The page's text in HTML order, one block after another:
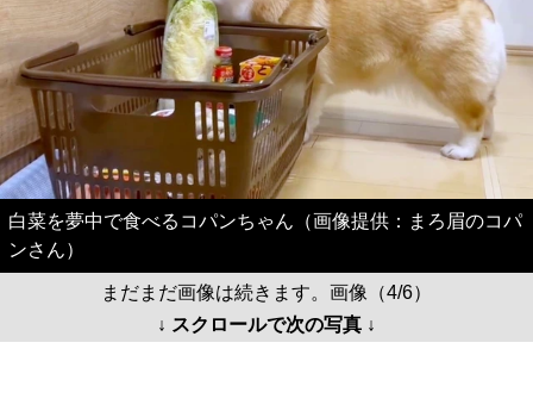
白菜を夢中で食べるコパンちゃん（画像提供：まろ眉のコパ
ンさん）
まだまだ画像は続きます。画像（4/6）
↓ スクロールで次の写真 ↓